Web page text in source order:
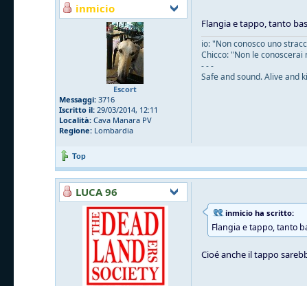
inmicio
Escort
Messaggi: 3716
Iscritto il: 29/03/2014, 12:11
Località: Cava Manara PV
Regione: Lombardia
Flangia e tappo, tanto
io: "Non conosco uno
Chicco: "Non le conoscerai
- - -
Safe and sound. Alive and
Top
LUCA 96
inmicio ha scritto:
Flangia e tappo, tanto
Cioé anche il tappo